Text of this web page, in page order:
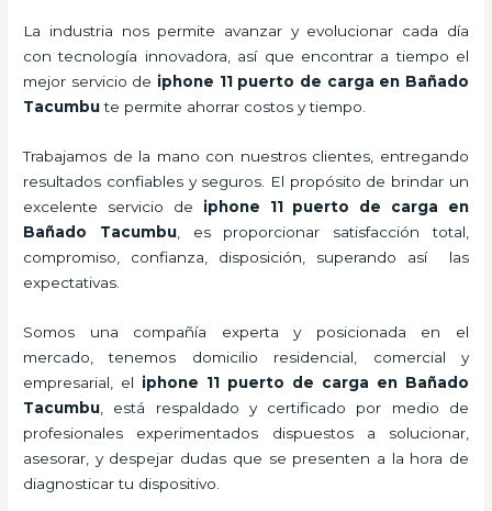
La industria nos permite avanzar y evolucionar cada día
con tecnología innovadora, así que encontrar a tiempo el
mejor servicio de iphone 11 puerto de carga en Bañado
Tacumbute permite ahorrar costos y tiempo.
Trabajamos de la mano con nuestros clientes, entregando
resultados confiables y seguros. El propósito de brindar un
excelente servicio de iphone 11 puerto de carga en
Bañado Tacumbu, es proporcionar satisfacción total,
compromiso, confianza, disposición, superando así las
expectativas.
Somos una compañía experta y posicionada en el
mercado, tenemos domicilio residencial, comercial y
empresarial, el iphone 11 puerto de carga en Bañado
Tacumbu , está respaldado y certificado por medio de
profesionales experimentados dispuestos a solucionar,
asesorar, y despejar dudas que se presenten a la hora de
diagnosticar tu dispositivo.